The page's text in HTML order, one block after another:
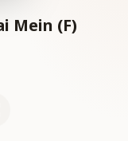
Mein (F)